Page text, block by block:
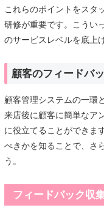
これらのポイントをスタ
研修が重要です。こうい
のサービスレベルを底上
顧客のフィードバ
顧客管理システムの一環
来店後に顧客に簡単なア
に役立てることができま
べきかを知ることで、さ
う。
フィードバック収